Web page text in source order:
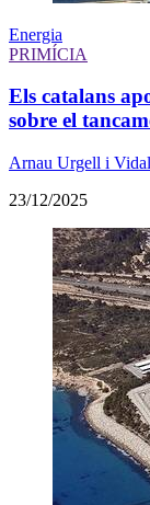
Energia
PRIMÍCIA
Els catalans
sobre el
Arnau Urgell i Vidal
23/12/2025